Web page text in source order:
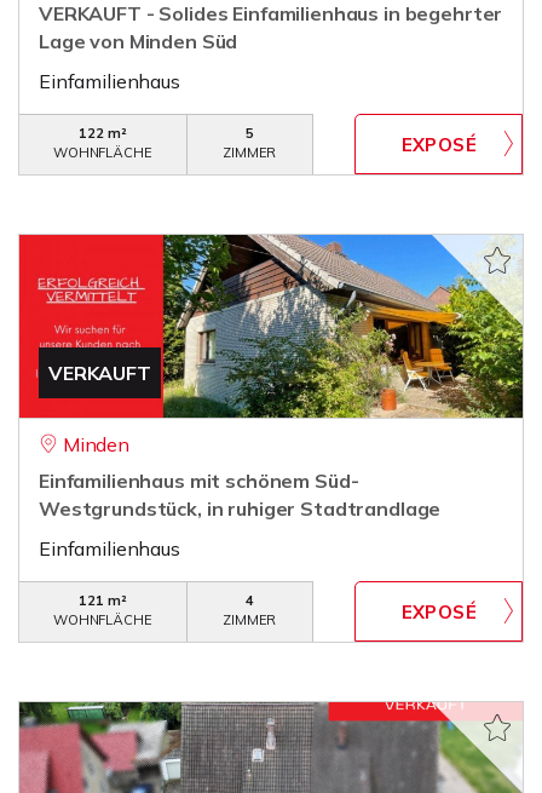
VERKAUFT - Solides Einfamilienhaus in begehrter
Lage von Minden Süd
Einfamilienhaus
122 m²
WOHNFLÄCHE
5
ZIMMER
VERKAUFT
Minden
Einfamilienhaus mit schönem Süd-
Westgrundstück, in ruhiger Stadtrandlage
Einfamilienhaus
121 m²
WOHNFLÄCHE
4
ZIMMER